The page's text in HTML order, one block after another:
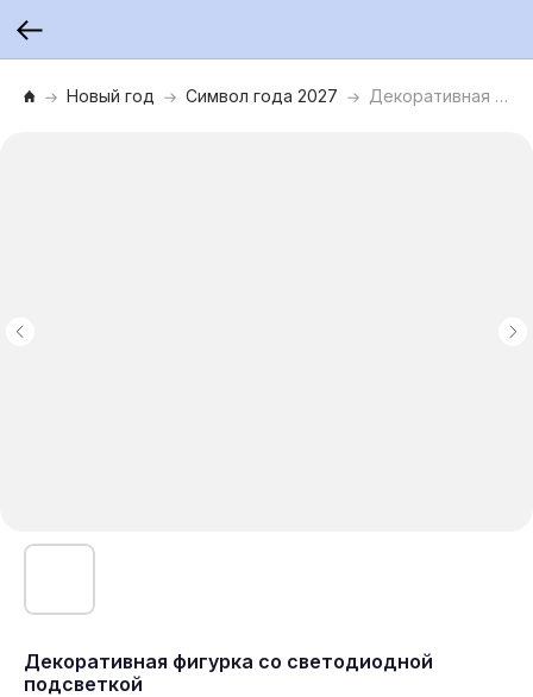
Новый год Символ года 2027 Декоративная фигурка со светодиодной подсветкой
Декоративная фигурка со светодиодной
подсветкой